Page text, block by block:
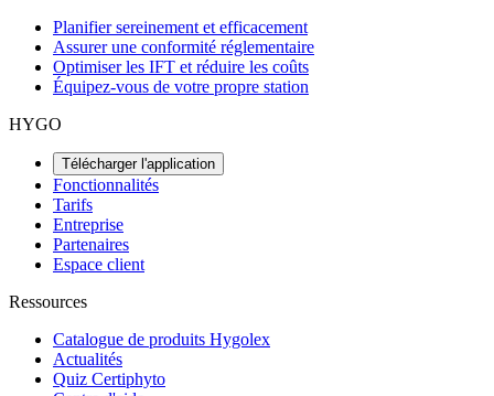
Planifier sereinement et efficacement
Assurer une conformité réglementaire
Optimiser les IFT et réduire les coûts
Équipez-vous de votre propre station
HYGO
Télécharger l'application
Fonctionnalités
Tarifs
Entreprise
Partenaires
Espace client
Ressources
Catalogue de produits Hygolex
Actualités
Quiz Certiphyto